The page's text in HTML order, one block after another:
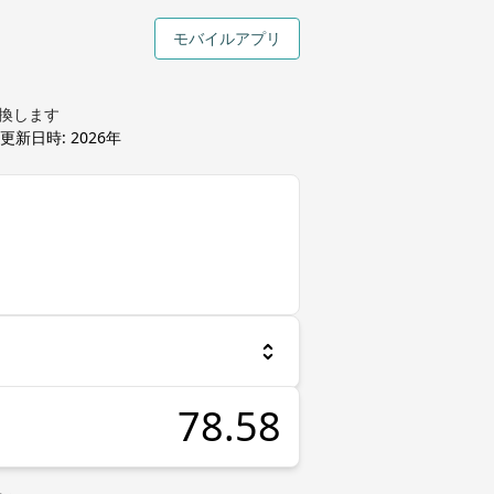
モバイルアプリ
します
新日時: 2026年